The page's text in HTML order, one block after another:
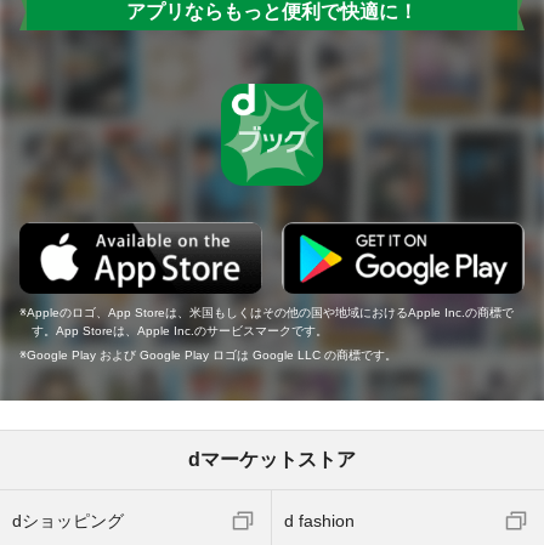
アプリならもっと便利で快適に！
Appleのロゴ、App Storeは、米国もしくはその他の国や地域におけるApple Inc.の商標で
す。App Storeは、Apple Inc.のサービスマークです。
Google Play および Google Play ロゴは Google LLC の商標です。
dマーケットストア
dショッピング d fashion